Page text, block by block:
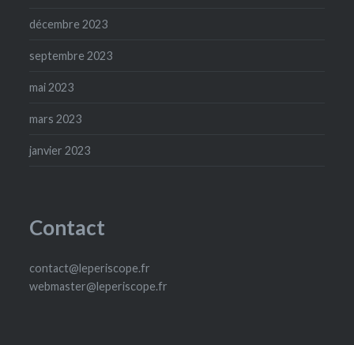
décembre 2023
septembre 2023
mai 2023
mars 2023
janvier 2023
Contact
contact@leperiscope.fr
webmaster@leperiscope.fr